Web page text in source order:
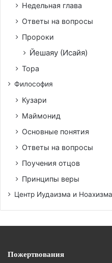
Недельная глава
Ответы на вопросы
Пророки
Йешаяу (Исайя)
Тора
Философия
Кузари
Маймонид
Основные понятия
Ответы на вопросы
Поучения отцов
Принципы веры
Центр Иудаизма и Ноахизма
Пожертвования